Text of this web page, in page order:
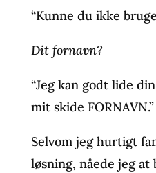
“Kunne du ikke
Dit fornavn?
“Jeg kan godt lide
mit skide FORNAVN.”
Selvom jeg hurtigt
løsning, nåede jeg at